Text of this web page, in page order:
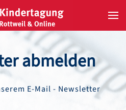
abmelden
E-Mail - Newsletter